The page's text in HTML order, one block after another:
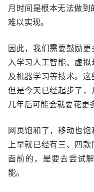
月时间是根本无法做
难以实现。
因此，我们需要鼓励
入学习人工智能、虚
及机器学习等技术。这
但是今天已经起步了，
几年后可能会就要花更
网页饱和了，移动也
上早就已经有三、四
面前的，是要去尝试
能。